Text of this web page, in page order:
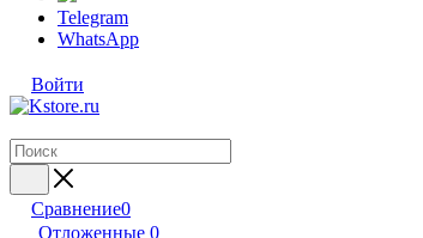
Telegram
WhatsApp
Войти
Сравнение0
Отложенные 0